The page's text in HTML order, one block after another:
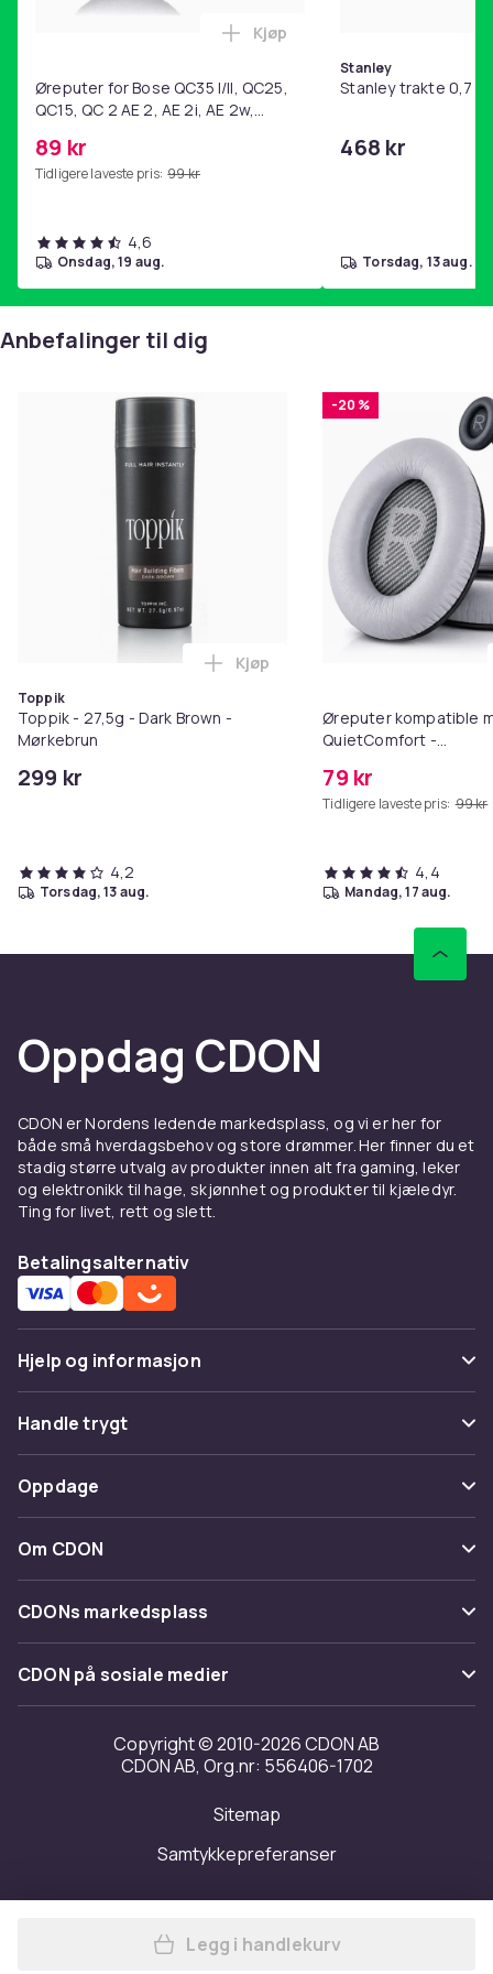
Øreputer for Bose QC35 I/II, QC25,
QC15, QC 2 AE 2, AE 2i, AE 2w,
89 kr
Tidligere laveste pris: 99 kr
Legg Øreputer for Bose QC35
Kjøp
4,6
onsdag, 19 aug.
Stanley
Stanley trakte 0,7 l,
468 kr
torsdag, 13 aug.
Anbefalinger til dig
Toppik
Toppik - 27,5g - Dark Brown -
Mørkebrun
299 kr
Legg Toppik - 27,5g - Dark
Kjøp
4,2
torsdag, 13 aug.
-20 %
Øreputer kompatible
QuietComfort -
79 kr
Tidligere laveste pris: 99 kr
4,4
mandag, 17 aug.
Oppdag CDON
CDON er Nordens ledende markedsplass, og vi er her for
både små hverdagsbehov og store drømmer. Her finner du et
stadig større utvalg av produkter innen alt fra gaming, leker
og elektronikk til hage, skjønnhet og produkter til kjæledyr.
Ting for livet, rett og slett.
Betalingsalternativ
Hjelp og informasjon
Vanlige spørsmål
Spor pakke
Angre & returner her
Kontakt oss
Handle trygt
Betaling
Levering
Tilbakekallinger
Oppdage
Kategorier
Varemerker
Om CDON
Om oss
Kundeanmeldelser
Jobbe på CDON
Investor relations
Tilgjengelighet
CDONs markedsplass
Merchant Help Center
CDON på sosiale medier
Copyright © 2010-2026 CDON AB
CDON AB, Org.nr: 556406-1702
Sitemap
Samtykkepreferanser
Legg Thor Helmet i
Legg i handlekurv